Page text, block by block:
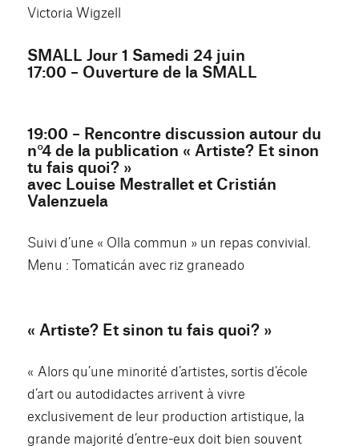
Victoria Wigzell
SMALL Jour 1 Samedi 24 juin
17:00 – Ouverture de la SMALL
19:00 – Rencontre discussion autour du
n°4 de la publication « Artiste? Et sinon
tu fais quoi? »
avec Louise Mestrallet et Cristián
Valenzuela
Suivi d’une « Olla commun » un repas convivial.
Menu : Tomaticán avec riz graneado
« Artiste? Et sinon tu fais quoi? »
« Alors qu’une minorité d’artistes, sortis d’école
d’art ou autodidactes arrivent à vivre
exclusivement de leur production artistique, la
grande majorité d’entre-eux doit bien souvent